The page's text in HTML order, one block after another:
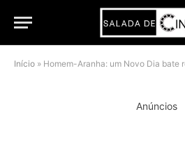
Início » Homem-Aranha: um Novo Dia bate recorde de
Anúncios